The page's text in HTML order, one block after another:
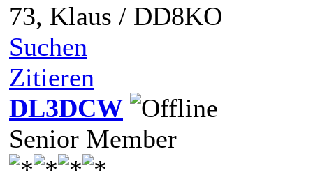
73, Klaus / DD8KO
Suchen
Zitieren
DL3DCW
Senior Member